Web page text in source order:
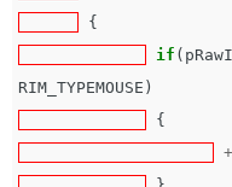
{
if (
RIM_TYPEMOUSE )
{